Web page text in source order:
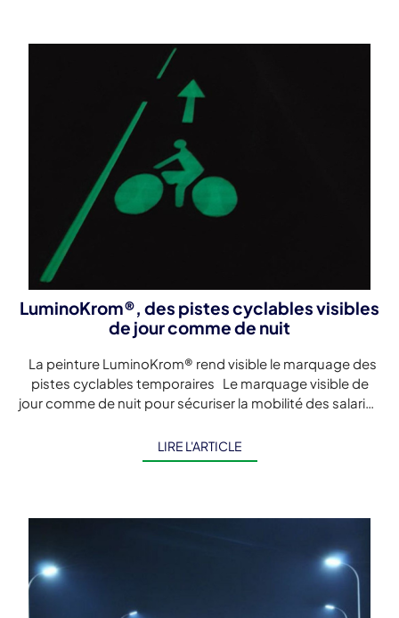
LuminoKrom®, des pistes cyclables visibles
de jour comme de nuit
La peinture LuminoKrom® rend visible le marquage des
pistes cyclables temporaires Le marquage visible de
jour comme de nuit pour sécuriser la mobilité des salariés
LIRE L'ARTICLE